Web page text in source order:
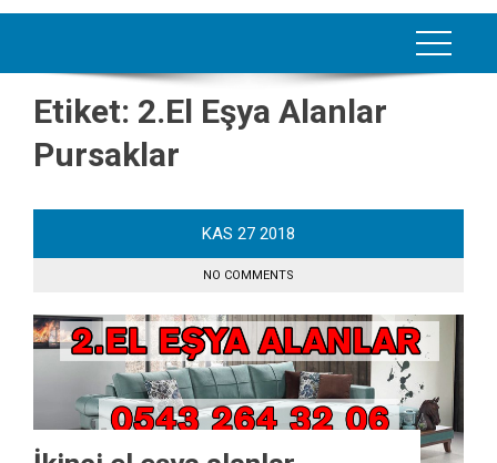
Etiket: 2.El Eşya Alanlar
Pursaklar
KAS 27 2018
NO COMMENTS